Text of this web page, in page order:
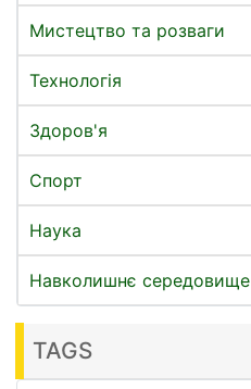
Мистецтво та розваги
Технологія
Здоров'я
Спорт
Наука
Навколишнє середовище
TAGS